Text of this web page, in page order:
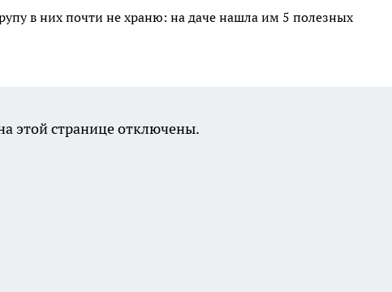
в них почти не храню: на даче нашла им 5 полезных
этой странице отключены.